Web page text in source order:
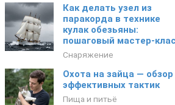
Как делать узел из
паракорда в технике
кулак обезьяны:
пошаговый мастер-
Снаряжение
Охота на зайца — обзор
эффективных тактик
Пища и питьё